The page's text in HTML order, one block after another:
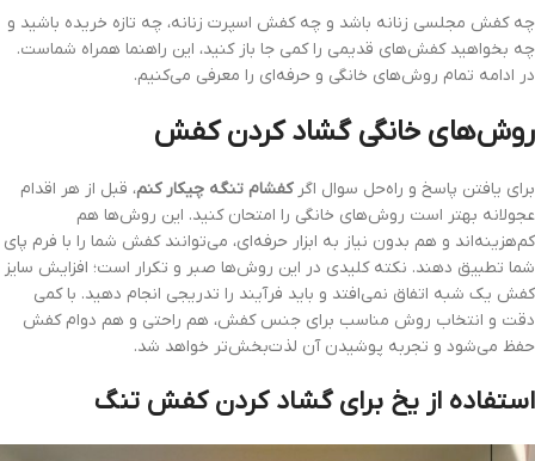
چه کفش مجلسی زنانه باشد و چه کفش اسپرت زنانه، چه تازه خریده باشید و
چه بخواهید کفش‌های قدیمی را کمی جا باز کنید، این راهنما همراه شماست.
در ادامه تمام روش‌های خانگی و حرفه‌ای را معرفی می‌کنیم.
روش‌های خانگی گشاد کردن کفش
برای یافتن پاسخ و راه‌حل سوال اگرکفشام تنگه چیکار کنم، قبل از هر اقدام
عجولانه بهتر است روش‌های خانگی را امتحان کنید. این روش‌ها هم
کم‌هزینه‌اند و هم بدون نیاز به ابزار حرفه‌ای، می‌توانند کفش شما را با فرم پای
شما تطبیق دهند. نکته کلیدی در این روش‌ها صبر و تکرار است؛ افزایش سایز
کفش یک شبه اتفاق نمی‌افتد و باید فرآیند را تدریجی انجام دهید. با کمی
دقت و انتخاب روش مناسب برای جنس کفش، هم راحتی و هم دوام کفش
حفظ می‌شود و تجربه پوشیدن آن لذت‌بخش‌تر خواهد شد.
استفاده از یخ برای گشاد کردن کفش تنگ